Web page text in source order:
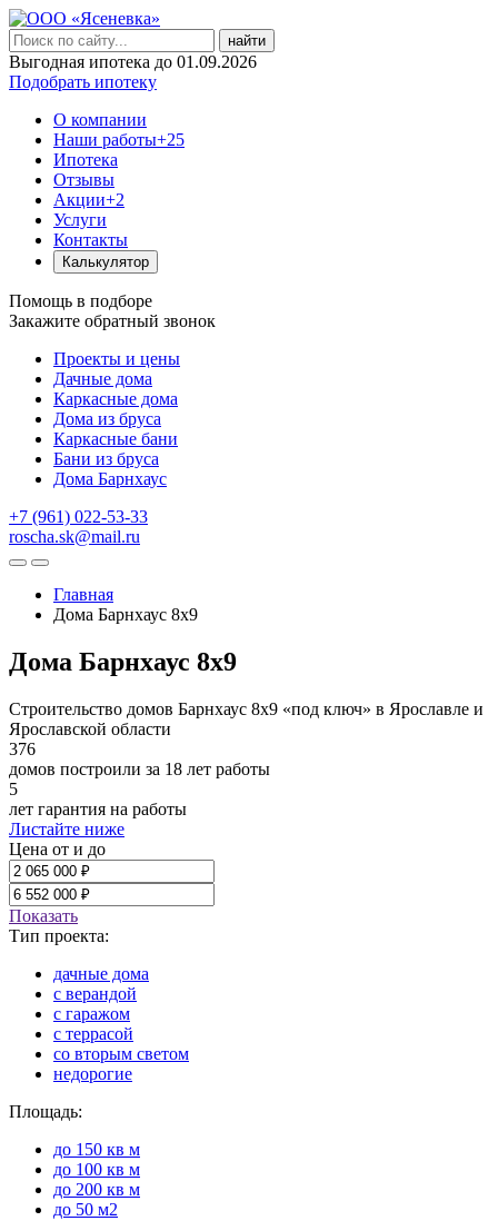
найти
Выгодная ипотека до 01.09.2026
Подобрать ипотеку
О компании
Наши работы+25
Ипотека
Отзывы
Акции+2
Услуги
Контакты
Калькулятор
Помощь в подборе
Закажите обратный звонок
Проекты и цены
Дачные дома
Каркасные дома
Дома из бруса
Каркасные бани
Бани из бруса
Дома Барнхаус
+7 (961) 022-53-33
roscha.sk@mail.ru
Главная
Дома Барнхаус 8x9
Дома Барнхаус 8x9
Строительство домов Барнхаус 8х9 «под ключ» в Ярославле и
Ярославской области
376
домов построили за 18 лет работы
5
лет гарантия на работы
Листайте ниже
Цена от и до
Показать
Тип проекта:
дачные дома
с верандой
с гаражом
с террасой
со вторым светом
недорогие
Площадь:
до 150 кв м
до 100 кв м
до 200 кв м
до 50 м2